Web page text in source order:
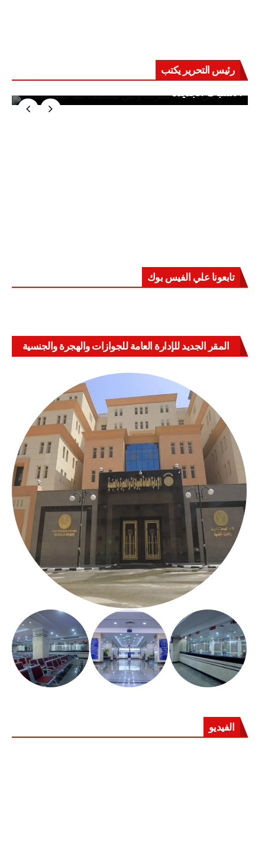
رئيس التحرير يكتب
حرب على العقول.. حادثة دمياط تكشف قواعد
الاشتباك الجديدة
تابعونا علي الفيس بوك
المقر الجديد للإدارة العامة للجوازات والهجرة والجنسية
الفيديو